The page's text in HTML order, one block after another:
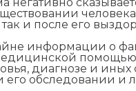
и после его
информации о
диагнозе и
его обследовании и